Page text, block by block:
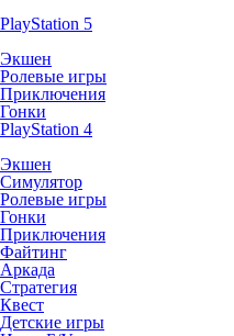
PlayStation 5
Экшен
Ролевые игры
Приключения
Гонки
PlayStation 4
Экшен
Симулятор
Ролевые игры
Гонки
Приключения
Файтинг
Аркада
Стратегия
Квест
Детские игры